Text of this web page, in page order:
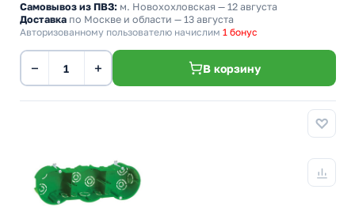
Самовывоз из ПВЗ: м. Новохохловская — 12 августа
Доставка по Москве и области — 13 августа
Авторизованному пользователю начислим 1 бонус
− + В корзину